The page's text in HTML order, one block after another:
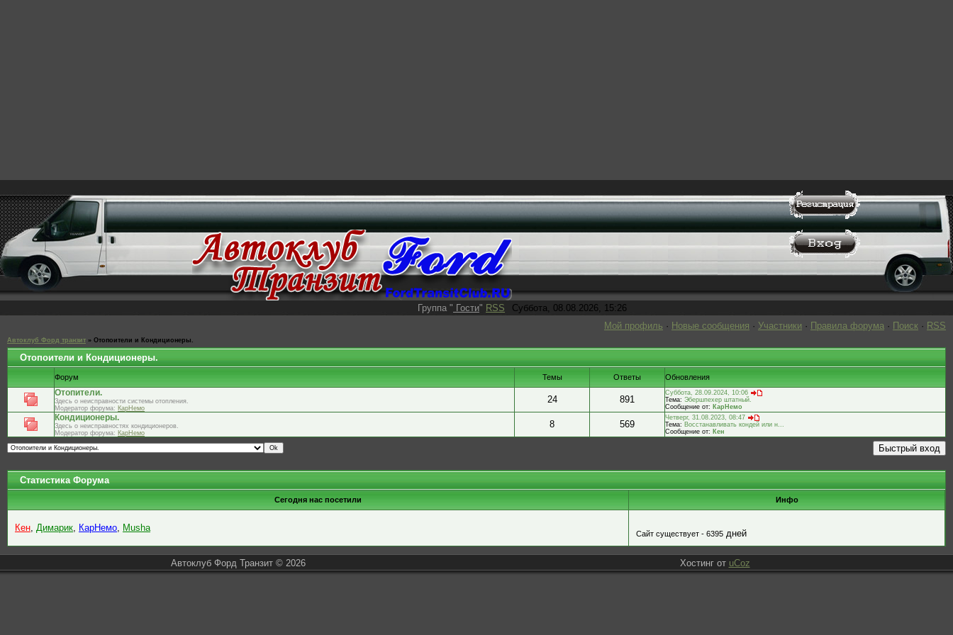
Группа " Гости" RSS
Суббота, 08.08.2026, 15:26
Мой профиль · Новые сообщения · Участники · Правила форума · Поиск · RSS
Автоклуб Форд транзит » Отопоители и Кондиционеры.
Отопоители и Кондиционеры.
Форум Темы Ответы Обновления
Отопители.
Здесь о неисправности системы отопления.
Модератор форума: КарНемо
24 891
Суббота, 28.09.2024, 10:06
Тема: Эбершпехер штатный.
Сообщение от: КарНемо
Кондиционеры.
Здесь о неисправностях кондиционеров.
Модератор форума: КарНемо
8 569
Четверг, 31.08.2023, 08:47
Тема: Восстанавливать кондей или н...
Сообщение от: Кен
Статистика Форума
Сегодня нас посетили Инфо
Кен, Димарик, КарНемо, Musha
Сайт существует - 6395 дней
Автоклуб Форд Транзит © 2026 Хостинг от uCoz